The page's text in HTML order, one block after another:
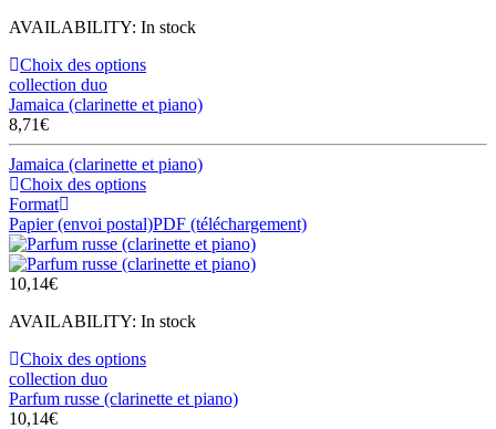
AVAILABILITY: In stock
Choix des options
collection duo
Jamaica (clarinette et piano)
8,71€
Jamaica (clarinette et piano)
Choix des options
Format
Papier (envoi postal)PDF (téléchargement)
10,14€
AVAILABILITY: In stock
Choix des options
collection duo
Parfum russe (clarinette et piano)
10,14€